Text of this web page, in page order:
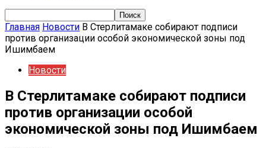
Главная Новости В Стерлитамаке собирают подписи
против организации особой экономической зоны под
Ишимбаем
Новости
В Стерлитамаке собирают подписи
против организации особой
экономической зоны под Ишимбаем